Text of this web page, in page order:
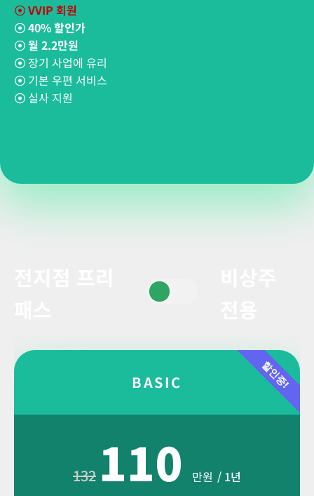
☉VVIP 회원
☉40% 할인가
☉월 2.2만원
☉ 장기 사업에 유리
☉ 기본 우편 서비스
☉ 실사 지원
할인중!
BASIC
132 110만원 / 1년